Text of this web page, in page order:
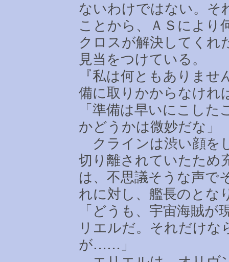
ないわけではない。そ
ことから、ＡＳにより
クロスが解決してくれ
見当をつけている。
『私は何ともありま
備に取りかからなけれ
「準備は早いにこし
かどうかは微妙だな」
クラインは渋い顔を
切り離されていたため
は、不思議そうな声で
れに対し、艦長のとな
「どうも、宇宙海賊
リエルだ。それだけな
が…… 」